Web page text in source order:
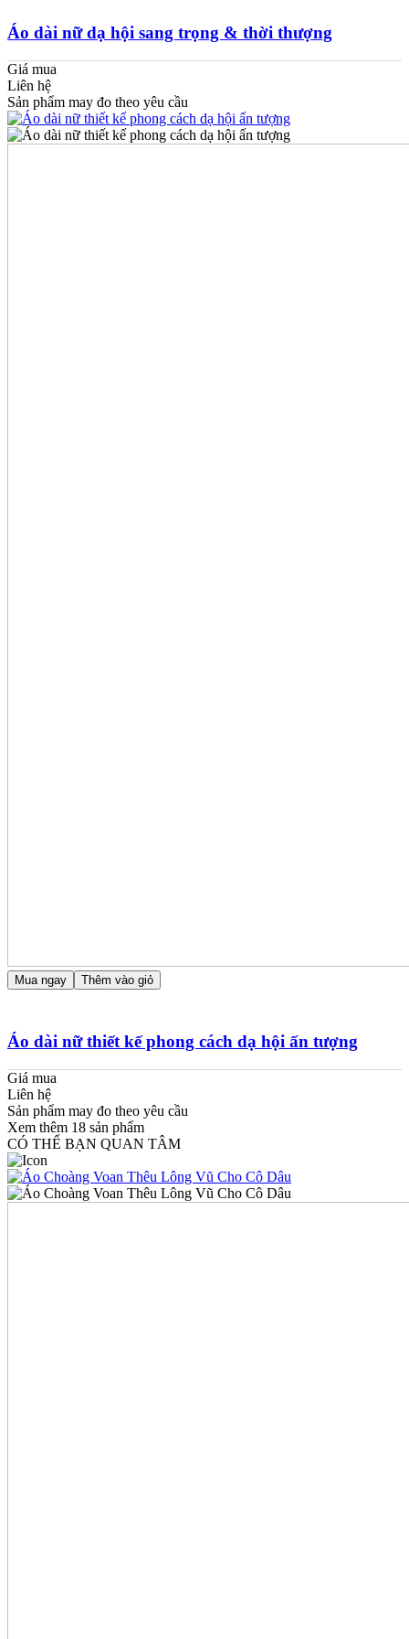
Áo dài nữ dạ hội sang trọng & thời thượng
Giá mua
Liên hệ
Sản phẩm may đo theo yêu cầu
Mua ngay Thêm vào giỏ
Áo dài nữ thiết kế phong cách dạ hội ấn tượng
Giá mua
Liên hệ
Sản phẩm may đo theo yêu cầu
Xem thêm 18 sản phẩm
CÓ THỂ BẠN QUAN TÂM